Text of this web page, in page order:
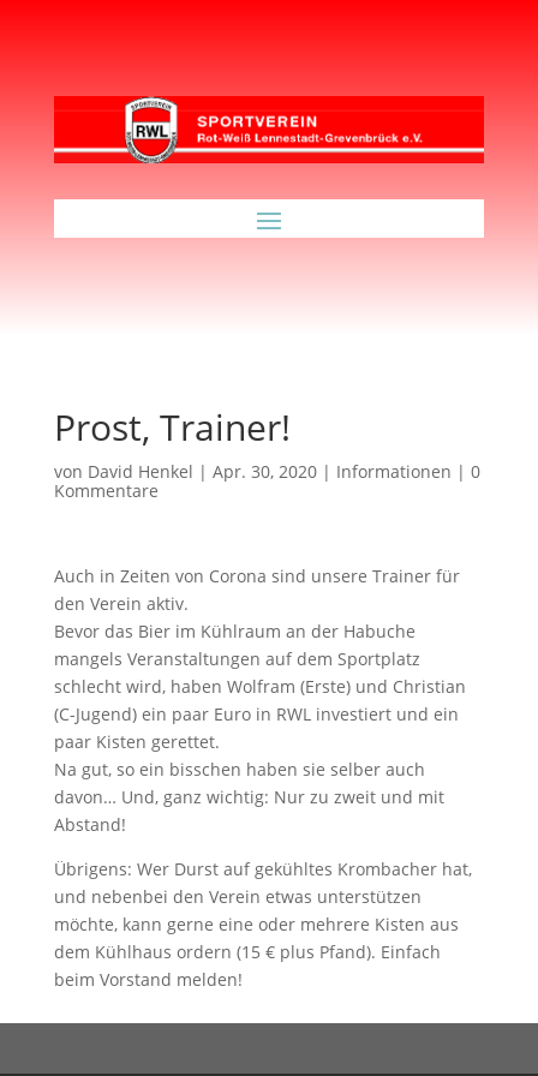
Prost, Trainer!
von David Henkel | Apr. 30, 2020| Informationen | 0
Kommentare
Auch in Zeiten von Corona sind unsere Trainer für
den Verein aktiv.
Bevor das Bier im Kühlraum an der Habuche
mangels Veranstaltungen auf dem Sportplatz
schlecht wird, haben Wolfram (Erste) und Christian
(C-Jugend) ein paar Euro in RWL investiert und ein
paar Kisten gerettet.
Na gut, so ein bisschen haben sie selber auch
davon… Und, ganz wichtig: Nur zu zweit und mit
Abstand!
Übrigens: Wer Durst auf gekühltes Krombacher hat,
und nebenbei den Verein etwas unterstützen
möchte, kann gerne eine oder mehrere Kisten aus
dem Kühlhaus ordern (15 € plus Pfand). Einfach
beim Vorstand melden!